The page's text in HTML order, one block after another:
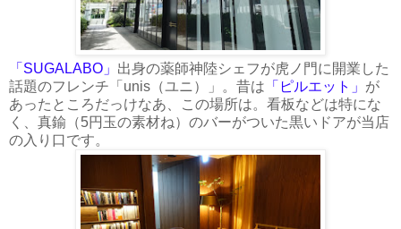
「SUGALABO」 出身の薬師神陸シェフが虎ノ門に開業した
話題のフレンチ「unis（ユニ）」。昔は 「ピルエット」 が
あったところだっけなあ、この場所は。看板などは特にな
く、真鍮（5円玉の素材ね）のバーがついた黒いドアが当店
の入り口です。